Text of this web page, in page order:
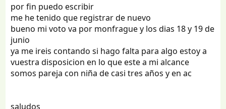
por fin puedo escribir
me he tenido que registrar de nuevo
bueno mi voto va por monfrague y los dias 18 y 19 de
junio
ya me ireis contando si hago falta para algo estoy a
vuestra disposicion en lo que este a mi alcance
somos pareja con niña de casi tres años y en ac
saludos